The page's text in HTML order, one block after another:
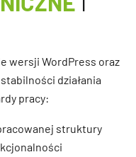
wersji WordPress oraz
działania
pracy:
struktury